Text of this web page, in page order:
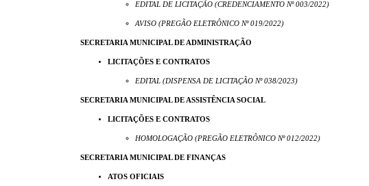
EDITAL DE LICITAÇÃO (CREDENCIAMENTO Nº 003/2022)
AVISO (PREGÃO ELETRÔNICO Nº 019/2022)
SECRETARIA MUNICIPAL DE ADMINISTRAÇÃO
LICITAÇÕES E CONTRATOS
EDITAL (DISPENSA DE LICITAÇÃO Nº 038/2023)
SECRETARIA MUNICIPAL DE ASSISTÊNCIA SOCIAL
LICITAÇÕES E CONTRATOS
HOMOLOGAÇÃO (PREGÃO ELETRÔNICO Nº 012/2022)
SECRETARIA MUNICIPAL DE FINANÇAS
ATOS OFICIAIS